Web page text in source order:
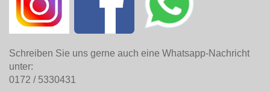
Schreiben Sie uns gerne auch eine Whatsapp-Nachricht
unter:
0172 / 5330431